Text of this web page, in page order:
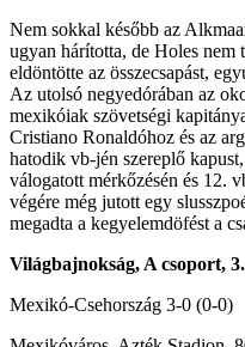
Nem sokkal később az
ugyan hárította, de Holes
eldöntötte az összecsapást,
Az utolsó negyedórában az
mexikóiak szövetségi
Cristiano Ronaldóhoz és az
hatodik vb-jén szereplő
válogatott mérkőzésén és 12.
végére még jutott egy
megadta a kegyelemdöfést a
Világbajnokság, A csoport,
Mexikó-Csehország 3-0 (0-0)